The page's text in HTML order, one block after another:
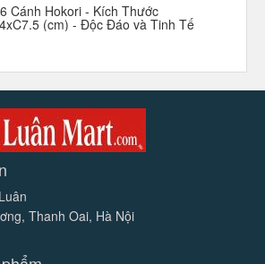
Cánh Hokori - Kích Thước
(cm) - Độc Đáo và Tinh Tế
Thanh Oai, Hà Nội